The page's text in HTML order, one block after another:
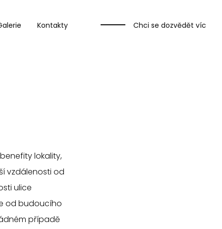
Kontakty Chci se dozvědět víc
lokality,
vzdálenosti od
ulice
od budoucího
případě